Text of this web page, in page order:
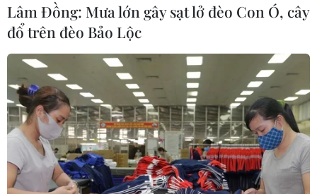
Lâm Đồng: Mưa lớn gây sạt lở đèo Con Ó, cây
đổ trên đèo Bảo Lộc